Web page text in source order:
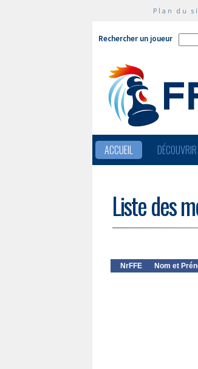
Plan du
Rechercher un joueur
ACCUEIL DÉCOUVRIR
Liste des
NrFFE Nom et